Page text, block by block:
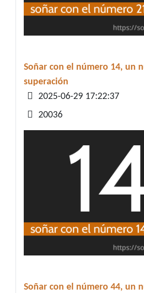
Soñar con el número 14, un
superación
Detalles
2025-06-29 17:22:37
20036
Soñar con el número 44, un